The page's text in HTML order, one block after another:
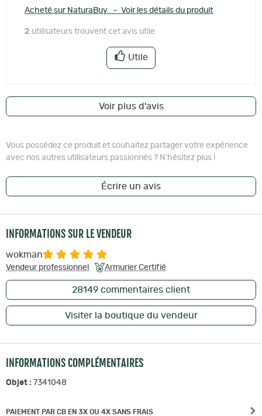
Acheté sur NaturaBuy – Voir les détails du produit
2 utilisateurs trouvent cet avis utile
Utile
Voir plus d'avis
Vous possédez ce produit et souhaitez partager votre expérience
avec nos autres utilisateurs passionnés ? N'hésitez plus !
Écrire un avis
INFORMATIONS SUR LE VENDEUR
wokman
Vendeur professionnel Armurier Certifié
28149 commentaires client
Visiter la boutique du vendeur
INFORMATIONS COMPLÉMENTAIRES
Objet : 7341048
PAIEMENT PAR CB EN 3X OU 4X SANS FRAIS